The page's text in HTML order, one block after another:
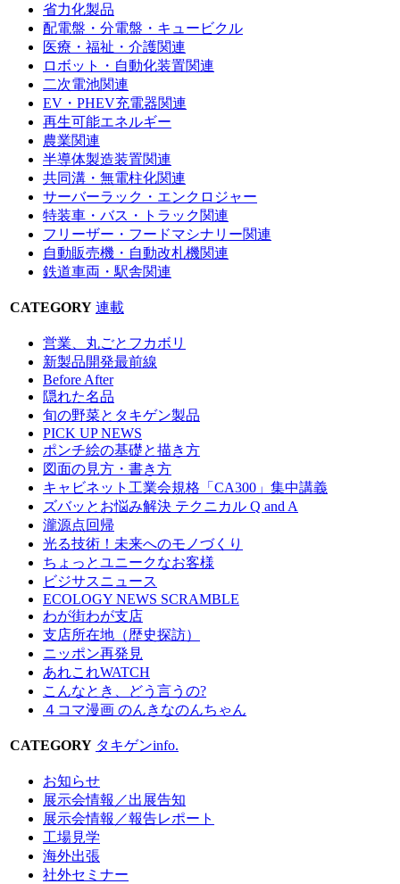
省力化製品
配電盤・分電盤・キュービクル
医療・福祉・介護関連
ロボット・自動化装置関連
二次電池関連
EV・PHEV充電器関連
再生可能エネルギー
農業関連
半導体製造装置関連
共同溝・無電柱化関連
サーバーラック・エンクロジャー
特装車・バス・トラック関連
フリーザー・フードマシナリー関連
自動販売機・自動改札機関連
鉄道車両・駅舎関連
CATEGORY 連載
営業、丸ごとフカボリ
新製品開発最前線
Before After
隠れた名品
旬の野菜とタキゲン製品
PICK UP NEWS
ポンチ絵の基礎と描き方
図面の見方・書き方
キャビネット工業会規格「CA300」集中講義
ズバッとお悩み解決 テクニカル Q and A
瀧源点回帰
光る技術！未来へのモノづくり
ちょっとユニークなお客様
ビジサスニュース
ECOLOGY NEWS SCRAMBLE
わが街わが支店
支店所在地（歴史探訪）
ニッポン再発見
あれこれWATCH
こんなとき、どう言うの?
４コマ漫画 のんきなのんちゃん
CATEGORY タキゲンinfo.
お知らせ
展示会情報／出展告知
展示会情報／報告レポート
工場見学
海外出張
社外セミナー